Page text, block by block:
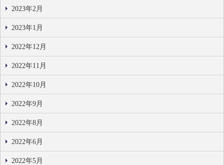
2023年2月
2023年1月
2022年12月
2022年11月
2022年10月
2022年9月
2022年8月
2022年6月
2022年5月